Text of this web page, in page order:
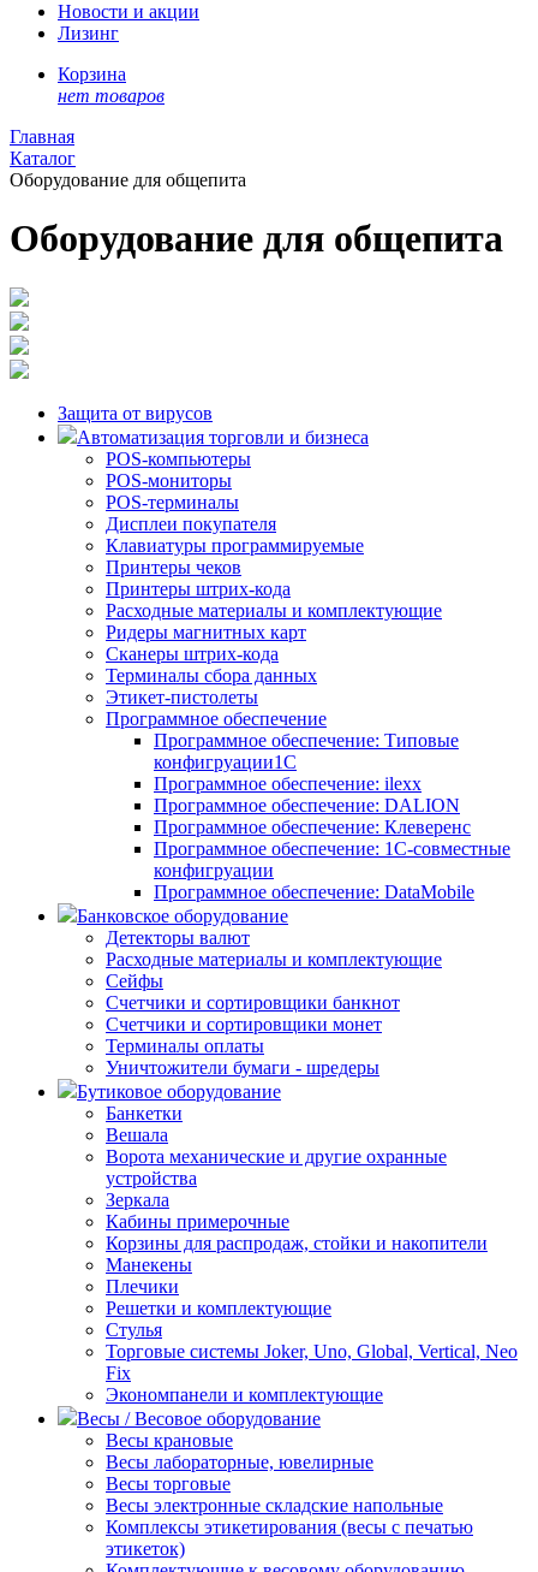
Новости и акции
Лизинг
Корзина
нет товаров
Главная
Каталог
Оборудование для общепита
Оборудование для общепита
Защита от вирусов
Автоматизация торговли и бизнеса
POS-компьютеры
POS-мониторы
POS-терминалы
Дисплеи покупателя
Клавиатуры программируемые
Принтеры чеков
Принтеры штрих-кода
Расходные материалы и комплектующие
Ридеры магнитных карт
Сканеры штрих-кода
Терминалы сбора данных
Этикет-пистолеты
Программное обеспечение
Программное обеспечение: Типовые
конфигруации1С
Программное обеспечение: ilexx
Программное обеспечение: DALION
Программное обеспечение: Клеверенс
Программное обеспечение: 1С-совместные
конфигруации
Программное обеспечение: DataMobile
Банковское оборудование
Детекторы валют
Расходные материалы и комплектующие
Сейфы
Счетчики и сортировщики банкнот
Счетчики и сортировщики монет
Терминалы оплаты
Уничтожители бумаги - шредеры
Бутиковое оборудование
Банкетки
Вешала
Ворота механические и другие охранные
устройства
Зеркала
Кабины примерочные
Корзины для распродаж, стойки и накопители
Манекены
Плечики
Решетки и комплектующие
Стулья
Торговые системы Joker, Uno, Global, Vertical, Neo
Fix
Экономпанели и комплектующие
Весы / Весовое оборудование
Весы крановые
Весы лабораторные, ювелирные
Весы торговые
Весы электронные складские напольные
Комплексы этикетирования (весы с печатью
этикеток)